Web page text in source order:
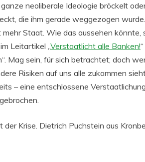
neoliberale Ideologie bröckelt
die ihm gerade weggezogen
Staat. Wie das aussehen könnte,
Leitartikel „Verstaatlicht alle Banken!
Mag sein, für sich betrachtet; doch
Risiken auf uns alle zukommen
– eine entschlossene
Krise. Dietrich Puchstein aus